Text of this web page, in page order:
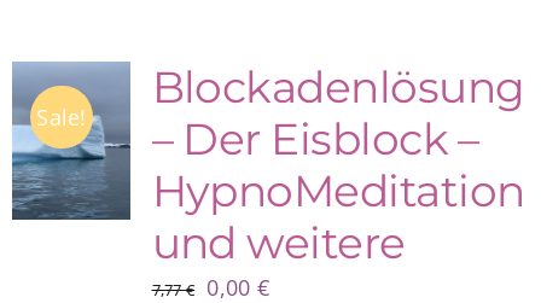
Sale!
Blockadenlösung
– Der Eisblock –
HypnoMeditation
und weitere
7,77€
Ursprünglicher
0,00 €Aktueller